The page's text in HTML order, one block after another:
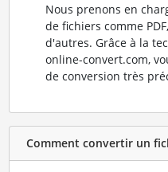
Nous prenons en
de fichiers comme
d'autres. Grâce à la
online-convert.com,
de conversion très
Comment convertir un